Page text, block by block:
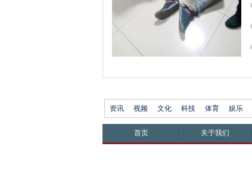
资讯 视频 文化 科技 体育 娱乐
首页 关于我们